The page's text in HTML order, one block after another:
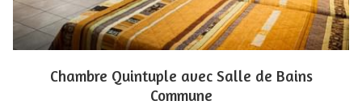
Chambre Quintuple avec Salle de Bains
Commune